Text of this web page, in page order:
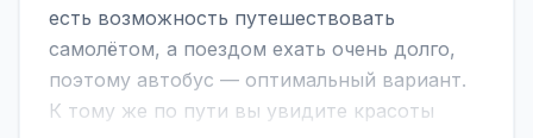
есть возможность путешествовать
самолётом, а поездом ехать очень долго,
поэтому автобус — оптимальный вариант.
К тому же по пути вы увидите красоты